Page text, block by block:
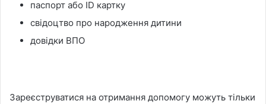
паспорт або ID картку
свідоцтво про народження дитини
довідки ВПО
Зареєструватися на отримання допомогу можуть тільки